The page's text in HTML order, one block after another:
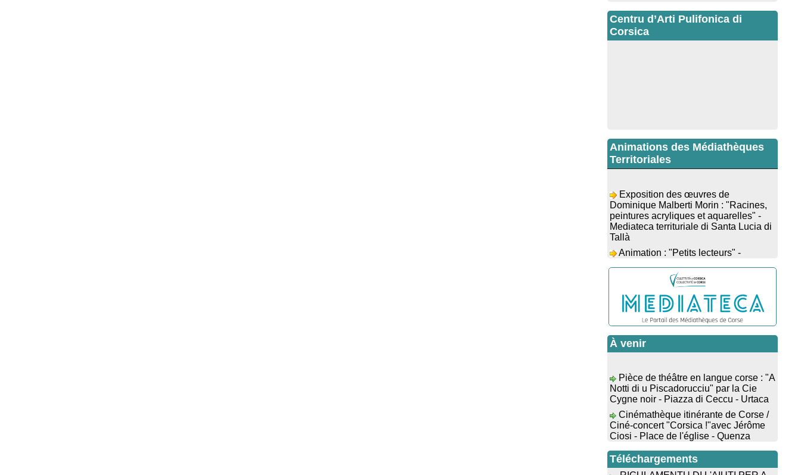
Centru d’Arti Pulifonica di
Corsica
Animations des Médiathèques
Territoriales
Dominique Malberti Morin : "Racines,
peintures acryliques et aquarelles" -
Mediateca territuriale di Santa Lucia di
Tallà
Animation : "Petits lecteurs" -
Médiathèque - Pitretu è Bicchisgià
Veillée de contes à la forêt
enchantée "U Mondu ditu mignuleddu"
par la Caravane de Conteurs - Currà
Colloque : "Taravu : terre de
patrimoines", Regards sur le
patrimoine religieux, roman, thermal et
littéraire - Spaziu Jean-Marc Fiamma -
A Sarra di Farru
Corsica cù Regina & Bruno",
hommage au duo mythique de la
chanson corse interprété par Marie-
Elsa Picciocchi (chant), Marc’Antò
Belgodere (chant et gutare) et Jacky Le
Menn (claviers) - Salle des fêtes -
Cuzzà
Lecture musicale : "Frida par les
mots" proposée par la compagnie "Si
À venir
Notti di u Piscadorucciu" par la Cie
Cygne noir - Piazza di Ceccu - Urtaca
Cinémathèque itinérante de Corse /
Ciné-concert "Corsica !"avec Jérôme
Ciosi - Place de l'église - Quenza
Colloque : "Taravu : terre de
patrimoines", Regards sur le
patrimoine religieux, roman, thermal et
littéraire - Spaziu Jean-Marc Fiamma -
Téléchargements